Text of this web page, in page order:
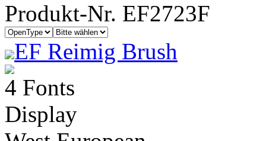
Produkt-Nr. EF2723F
EF Reimig Brush
4 Fonts
Display